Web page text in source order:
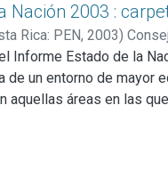
Nación 2003 :
Rica: PEN, 2003)
Informe Estado de la
de un entorno de mayor
aquellas áreas en las
no se reducen los